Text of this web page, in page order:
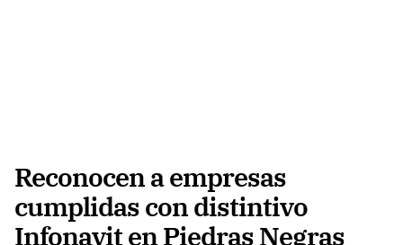
Reconocen a empresas
cumplidas con distintivo
Infonavit en Piedras Negras